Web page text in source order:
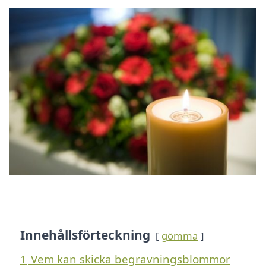
Innehållsförteckning gömma
1 Vem kan skicka begravningsblommor